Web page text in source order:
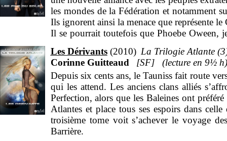
les mondes de la Fédération et notamment
Ils ignorent ainsi la menace que représente
Il se pourrait toutefois que Phoebe Oween,
Les Dérivants 2010
La Trilogie Atlante
Corinne Guitteaud
SF 9½h
Depuis six cents ans, le Tauniss fait route
qui les attend. Les anciens clans alliés
Perfection, alors que les Baleines ont
Atlantes et place tous ses espoirs dans
troisième tome voit s’achever le voyage
Barrière.